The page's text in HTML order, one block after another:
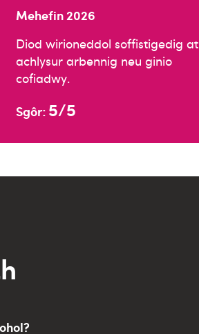
Mehefin 2026
Diod wirioneddol soffistigedig at
achlysur arbennig neu ginio
cofiadwy.
Sgôr: 5/5